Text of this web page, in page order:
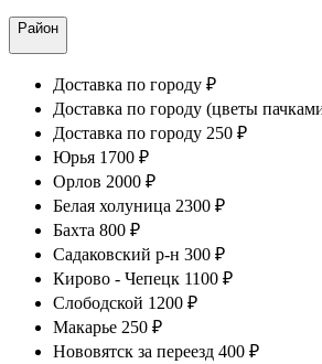
Район
Доставка по городу ₽
Доставка по городу (цветы
Доставка по городу 250 ₽
Юрья 1700 ₽
Орлов 2000 ₽
Белая холуница 2300 ₽
Бахта 800 ₽
Садаковский р-н 300 ₽
Кирово - Чепецк 1100 ₽
Слободской 1200 ₽
Макарье 250 ₽
Нововятск за переезд 400 ₽